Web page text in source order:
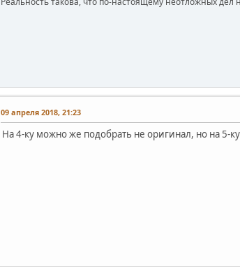
09 апреля 2018, 21:23
На 4-ку можно же подобрать не оригинал, но на 5-